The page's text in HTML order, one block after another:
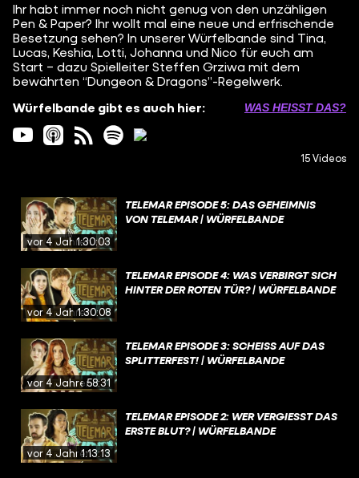
Ihr habt immer noch nicht genug von den unzähligen
Pen & Paper? Ihr wollt mal eine neue und erfrischende
Besetzung sehen? In unserer Würfelbande sind Tina,
Lucas, Keshia, Lotti, Johanna und Nico für euch am
Start – dazu Spielleiter Steffen Grziwa mit dem
bewährten “Dungeon & Dragons”-Regelwerk.
Würfelbande gibt es auch hier:
WAS HEISST DAS?
15 Videos
vor 4 Jahren1:30:03
TELEMAR EPISODE 5: DAS GEHEIMNIS
VON TELEMAR | WÜRFELBANDE
vor 4 Jahren1:30:08
TELEMAR EPISODE 4: WAS VERBIRGT SICH
HINTER DER ROTEN TÜR? | WÜRFELBANDE
vor 4 Jahren58:31
TELEMAR EPISODE 3: SCHEISS AUF DAS S
PLITTERFEST! | WÜRFELBANDE
vor 4 Jahren1:13:13
TELEMAR EPISODE 2: WER VERGIESST DAS E
RSTE BLUT? | WÜRFELBANDE